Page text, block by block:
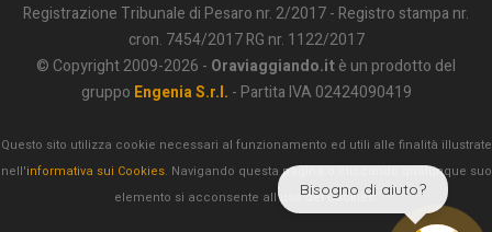
Registrazione Tribunale di Pesaro nr. 2/2017 - Registro stampa nr.
cron. 7454/2017 RG nr. 1122/2017
© Copyright 2009-2026 - Oraviaggiando.itè un prodotto del
gruppo Engenia S.r.l. - Partita IVA 02424090419
Questo sito utilizza cookie necessari al funzionamento ed utili alle finalità illustrate
nell'informativa sui Cookies. Navigando questa pagina o cliccando qualunque suo
elemento si acconsente all'uso dei Cookies.
Bisogno di aiuto?